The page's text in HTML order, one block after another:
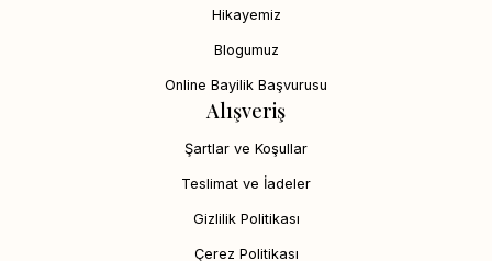
Hikayemiz
Blogumuz
Online Bayilik Başvurusu
Alışveriş
Şartlar ve Koşullar
Teslimat ve İadeler
Gizlilik Politikası
Çerez Politikası